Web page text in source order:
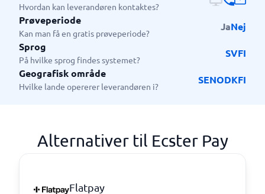
Hvordan kan leverandøren kontaktes?
Prøveperiode
Kan man få en gratis prøveperiode?
JaNej
Sprog
På hvilke sprog findes systemet?
SVFI
Geografisk område
Hvilke lande opererer leverandøren i?
SENODKFI
Alternativer til Ecster Pay
Flatpay